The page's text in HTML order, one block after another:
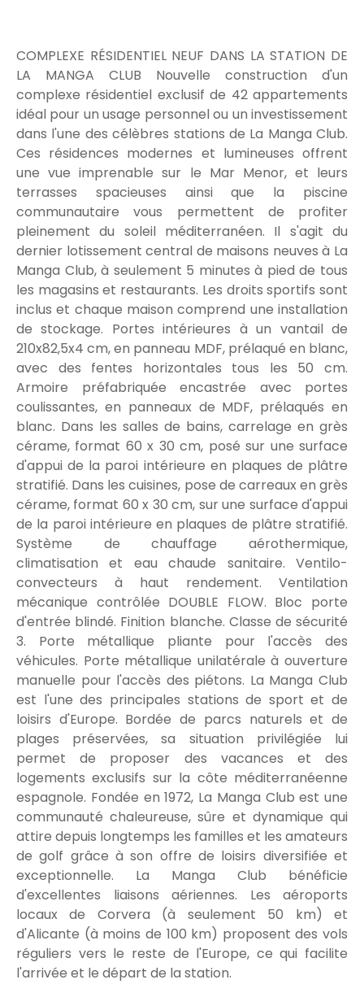
COMPLEXE RÉSIDENTIEL NEUF DANS LA STATION DE
LA MANGA CLUB Nouvelle construction d'un
complexe résidentiel exclusif de 42 appartements
idéal pour un usage personnel ou un investissement
dans l'une des célèbres stations de La Manga Club.
Ces résidences modernes et lumineuses offrent
une vue imprenable sur le Mar Menor, et leurs
terrasses spacieuses ainsi que la piscine
communautaire vous permettent de profiter
pleinement du soleil méditerranéen. Il s'agit du
dernier lotissement central de maisons neuves à La
Manga Club, à seulement 5 minutes à pied de tous
les magasins et restaurants. Les droits sportifs sont
inclus et chaque maison comprend une installation
de stockage. Portes intérieures à un vantail de
210x82,5x4 cm, en panneau MDF, prélaqué en blanc,
avec des fentes horizontales tous les 50 cm.
Armoire préfabriquée encastrée avec portes
coulissantes, en panneaux de MDF, prélaqués en
blanc. Dans les salles de bains, carrelage en grès
cérame, format 60 x 30 cm, posé sur une surface
d'appui de la paroi intérieure en plaques de plâtre
stratifié. Dans les cuisines, pose de carreaux en grès
cérame, format 60 x 30 cm, sur une surface d'appui
de la paroi intérieure en plaques de plâtre stratifié.
Système de chauffage aérothermique,
climatisation et eau chaude sanitaire. Ventilo-
convecteurs à haut rendement. Ventilation
mécanique contrôlée DOUBLE FLOW. Bloc porte
d'entrée blindé. Finition blanche. Classe de sécurité
3. Porte métallique pliante pour l'accès des
véhicules. Porte métallique unilatérale à ouverture
manuelle pour l'accès des piétons. La Manga Club
est l'une des principales stations de sport et de
loisirs d'Europe. Bordée de parcs naturels et de
plages préservées, sa situation privilégiée lui
permet de proposer des vacances et des
logements exclusifs sur la côte méditerranéenne
espagnole. Fondée en 1972, La Manga Club est une
communauté chaleureuse, sûre et dynamique qui
attire depuis longtemps les familles et les amateurs
de golf grâce à son offre de loisirs diversifiée et
exceptionnelle. La Manga Club bénéficie
d'excellentes liaisons aériennes. Les aéroports
locaux de Corvera (à seulement 50 km) et
d'Alicante (à moins de 100 km) proposent des vols
réguliers vers le reste de l'Europe, ce qui facilite
l'arrivée et le départ de la station.